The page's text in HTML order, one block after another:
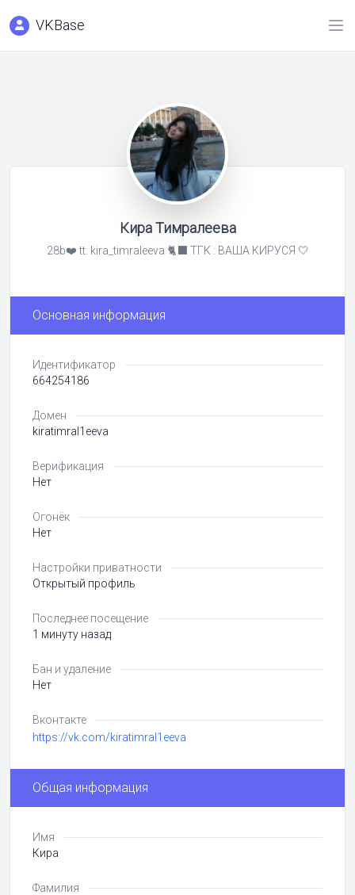
VKBase
Кира Тимралеева
28b❤️ tt: kira_timraleeva 🐈‍⬛ ТГК : ВАША КИРУСЯ 🤍
Основная информация
Идентификатор
664254186
Домен
kiratimral1eeva
Верификация
Нет
Огонёк
Нет
Настройки приватности
Открытый профиль
Последнее посещение
1 минуту назад
Бан и удаление
Нет
Вконтакте
https://vk.com/kiratimral1eeva
Общая информация
Имя
Кира
Фамилия